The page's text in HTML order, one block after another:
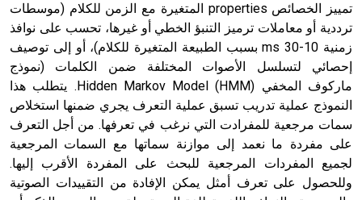
تمييز الخصائص properties المتغيرة مع الزمن للكلام (موسطات
ترددية أو معاملات ترميز التنبؤ الخطي أو غيرها، تحسب على نوافذ
زمنية 10-30 ms بسبب الطبيعة المتغيرة للكلام)، أو إلى توصيف
إحصائي لتسلسل الأصوات المختلفة ضمن الكلمات (نموذج
ماركوف المخفي Hidden Markov Model (HMM). يتطلب هذا
النموذج عملية تدريب تسبق عملية التعرف يجري ضمنها استخلاص
سمات مرجعية للمفرادت التي نرغب في تعرفها. من أجل التعرف
على مفردة ما نعمد إلى موازنة سماتها مع السمات المرجعية
لجميع المفردات المرجعية للبحث على المفردة الأقرب إليها.
وللحصول على تعرف أمثل يمكن الإفادة من التقييدات الصوتية